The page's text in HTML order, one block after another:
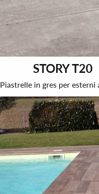
STORY T20
Piastrelle in gres per esterni